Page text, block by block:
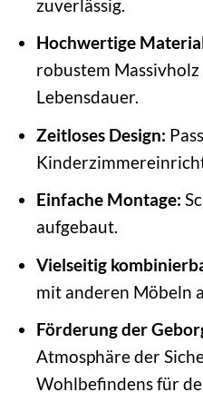
zuverlässig.
Hochwertige
robustem
Lebensdauer.
Zeitloses Design:
Einfache Montage:
aufgebaut.
Vielseitig
mit anderen Möbeln
Förderung der
Atmosphäre der
Wohlbefindens für